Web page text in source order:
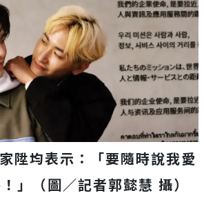
陞均表示：「要隨時說我愛
」（圖／記者郭懿慧 攝）